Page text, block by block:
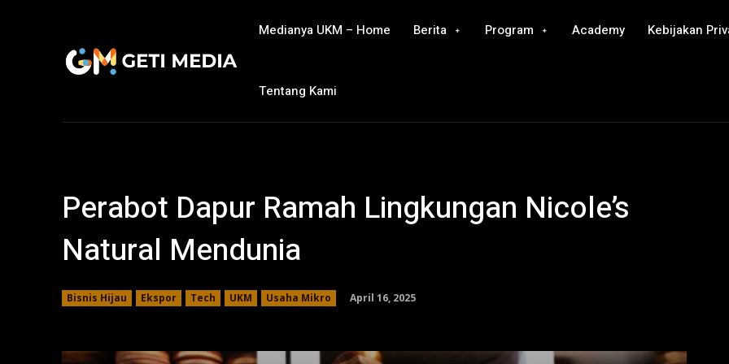
Medianya UKM – Home Berita Program Academy Kebijakan
Tentang Kami
Perabot Dapur Ramah Lingkungan Nicole’s
Natural Mendunia
Bisnis Hijau Ekspor Tech UKM Usaha Mikro April 16, 2025